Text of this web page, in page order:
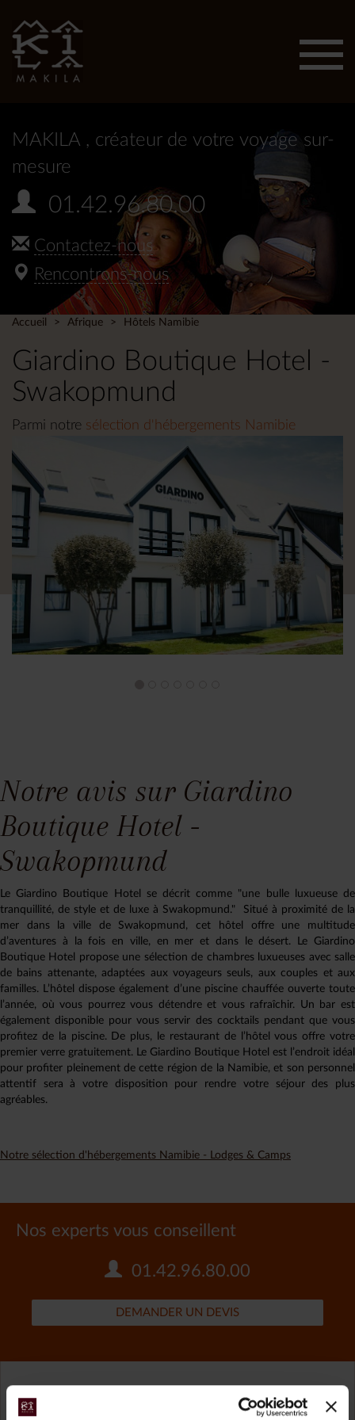
MAKILA , créateur de votre voyage sur-
mesure
01.42.96.80.00
Contactez-nous
Rencontrons-nous
Accueil Afrique Hôtels Namibie
Giardino Boutique Hotel -
Swakopmund
Parmi notre sélection d'hébergements Namibie
Notre avis sur Giardino
Boutique Hotel -
Swakopmund
Le Giardino Boutique Hotel se décrit comme "une bulle luxueuse de
tranquillité, de style et de luxe à Swakopmund." Situé à proximité de la
mer dans la ville de Swakopmund, cet hôtel offre une multitude
d’aventures à la fois en ville, en mer et dans le désert. Le Giardino
Boutique Hotel propose une sélection de chambres luxueuses avec salle
de bains attenante, adaptées aux voyageurs seuls, aux couples et aux
familles. L’hôtel dispose également d’une piscine chauffée ouverte toute
l’année, où vous pourrez vous détendre et vous rafraîchir. Un bar est
également disponible pour vous servir des cocktails pendant que vous
profitez de la piscine. De plus, le restaurant de l’hôtel vous offre votre
premier verre gratuitement. Le Giardino Boutique Hotel est l’endroit idéal
pour profiter pleinement de cette région de la Namibie, et son personnel
attentif sera à votre disposition pour rendre votre séjour des plus
agréables.
Notre sélection d'hébergements Namibie - Lodges & Camps
Nos experts vous conseillent
01.42.96.80.00
DEMANDER UN DEVIS
Namibie